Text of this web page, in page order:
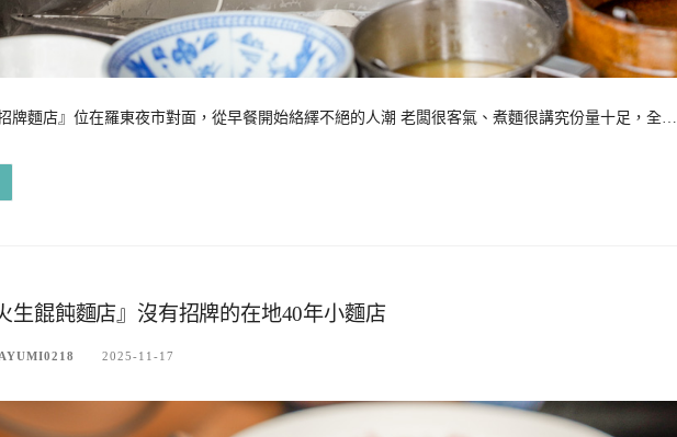
牌麵店』位在羅東夜市對面，從早餐開始絡繹不絕的人潮 老闆很客氣、煮麵很講究份量十足，全…
生餛飩麵店』沒有招牌的在地40年小麵店
2025-11-17